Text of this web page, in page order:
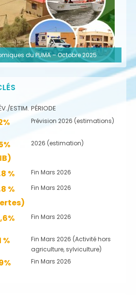
du PUMA – Octobre 2025
ESTIM. PÉRIODE
Prévision 2026 (estimations)
2026 (estimation)
%
Fin Mars 2026
%
Fin Mars 2026
Fin Mars 2026
%
Fin Mars 2026 (Activité hors
agriculture, sylviculture)
Fin Mars 2026